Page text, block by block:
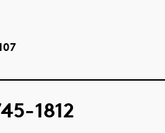
1812